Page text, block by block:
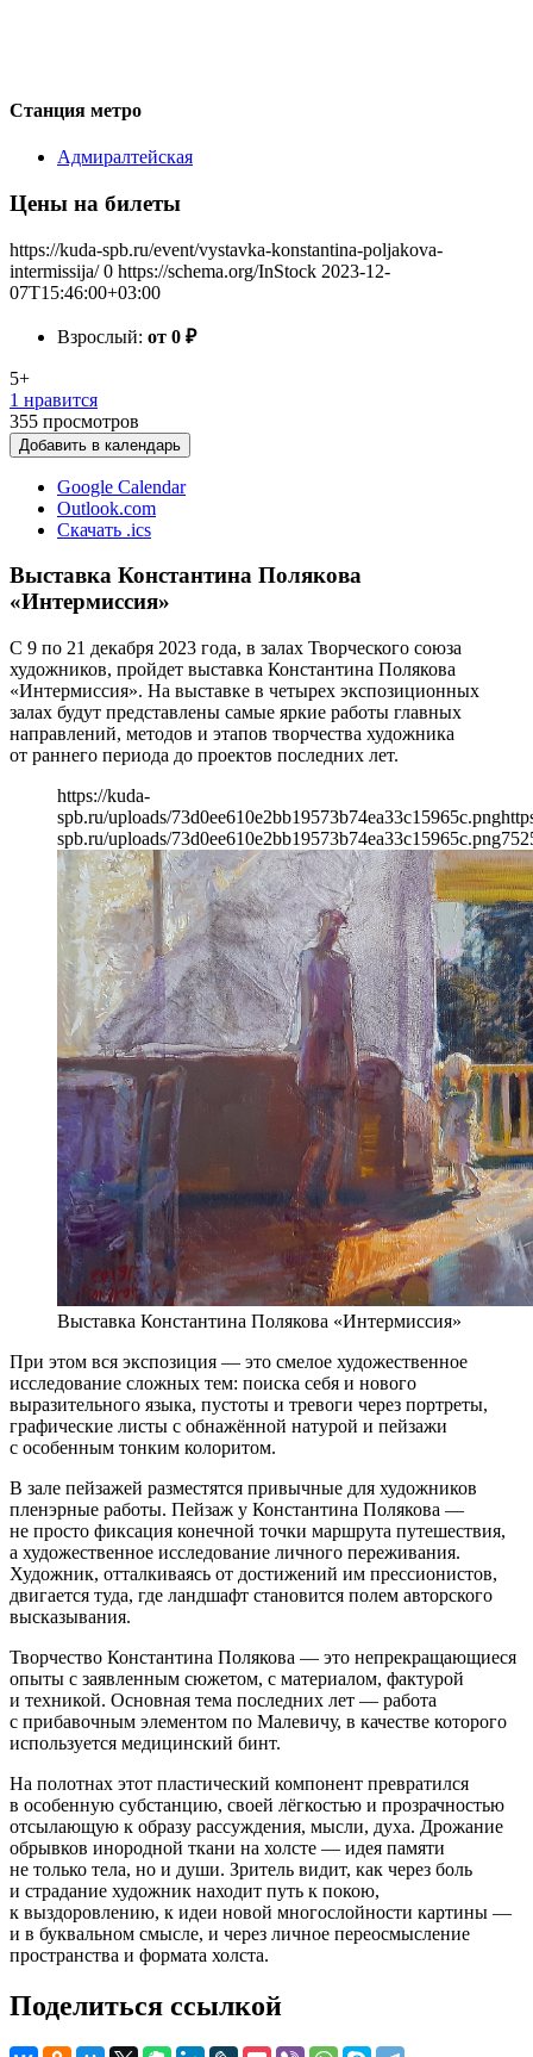
Станция метро
Адмиралтейская
Цены на билеты
https://kuda-spb.ru/event/vystavka-konstantina-poljakova-
intermissija/ 0 https://schema.org/InStock 2023-12-
07T15:46:00+03:00
Взрослый: от 0 ₽
5+
1 нравится
355 просмотров
Добавить в календарь
Google Calendar
Outlook.com
Скачать .ics
Выставка Константина Полякова
«Интермиссия»
С 9 по 21 декабря 2023 года, в залах Творческого союза
художников, пройдет выставка Константина Полякова
«Интермиссия». На выставке в четырех экспозиционных
залах будут представлены самые яркие работы главных
направлений, методов и этапов творчества художника
от раннего периода до проектов последних лет.
https://kuda-
spb.ru/uploads/73d0ee610e2bb19573b74ea33c15965c.png
spb.ru/uploads/73d0ee610e2bb19573b74ea33c15965c.png752
Выставка Константина Полякова «Интермиссия»
При этом вся экспозиция — это смелое художественное
исследование сложных тем: поиска себя и нового
выразительного языка, пустоты и тревоги через портреты,
графические листы с обнажённой натурой и пейзажи
с особенным тонким колоритом.
В зале пейзажей разместятся привычные для художников
пленэрные работы. Пейзаж у Константина Полякова —
не просто фиксация конечной точки маршрута путешествия,
а художественное исследование личного переживания.
Художник, отталкиваясь от достижений им прессионистов,
двигается туда, где ландшафт становится полем авторского
высказывания.
Творчество Константина Полякова — это непрекращающиеся
опыты с заявленным сюжетом, с материалом, фактурой
и техникой. Основная тема последних лет — работа
с прибавочным элементом по Малевичу, в качестве которого
используется медицинский бинт.
На полотнах этот пластический компонент превратился
в особенную субстанцию, своей лёгкостью и прозрачностью
отсылающую к образу рассуждения, мысли, духа. Дрожание
обрывков инородной ткани на холсте — идея памяти
не только тела, но и души. Зритель видит, как через боль
и страдание художник находит путь к покою,
к выздоровлению, к идеи новой многослойности картины —
и в буквальном смысле, и через личное переосмысление
пространства и формата холста.
Поделиться ссылкой